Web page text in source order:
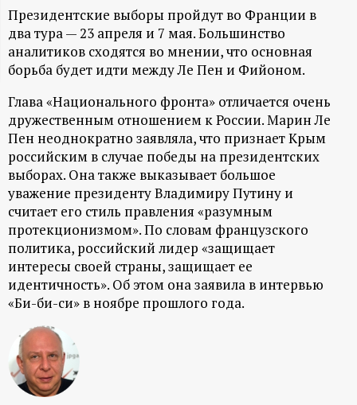
м
а
ц
и
о
н
н
ы
й
п
Президентские выборы пройдут во Франции в
два тура — 23 апреля и 7 мая. Большинство
аналитиков сходятся во мнении, что основная
борьба будет идти между Ле Пен и Фийоном.
Глава «Национального фронта» отличается очень
дружественным отношением к России. Марин Ле
Пен неоднократно заявляла, что признает Крым
российским в случае победы на президентских
выборах. Она также выказывает большое
уважение президенту Владимиру Путину и
считает его стиль правления «разумным
протекционизмом». По словам французского
политика, российский лидер «защищает
интересы своей страны, защищает ее
идентичность». Об этом она заявила в интервью
«Би-би-си» в ноябре прошлого года.